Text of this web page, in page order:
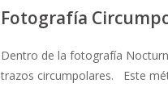
Fotografía
Dentro de la fotografía
trazos circumpolares. Este